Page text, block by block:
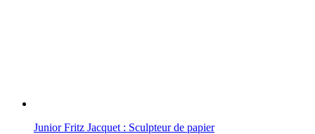
Junior Fritz Jacquet : Sculpteur de papier